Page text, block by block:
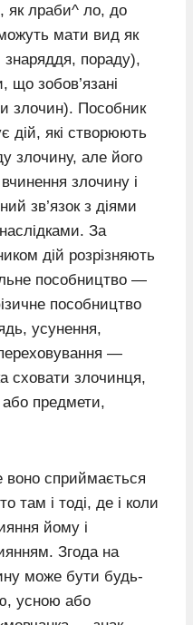
як лраби^ ло, до
мати вид як
пораду),
що зобов’язані
злочин). Пособник
дій, які створюють
злочину, але його
злочину і
зв’язок з діями
За
дій розрізняють
пособництво —
пособництво
усунення,
—
сховати злочинця,
предмети,
сприймається
там і тоді, де і коли
йому і
Згода на
може бути будь-
усною або